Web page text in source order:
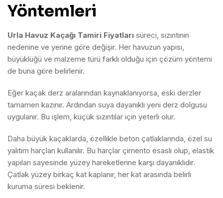
Yöntemleri
Urla Havuz Kaçağı Tamiri Fiyatları süreci, sızıntının
nedenine ve yerine göre değişir. Her havuzun yapısı,
büyüklüğü ve malzeme türü farklı olduğu için çözüm yöntemi
de buna göre belirlenir.
Eğer kaçak derz aralarından kaynaklanıyorsa, eski derzler
tamamen kazınır. Ardından suya dayanıklı yeni derz dolgusu
uygulanır. Bu işlem, küçük sızıntılar için yeterli olur.
Daha büyük kaçaklarda, özellikle beton çatlaklarında, özel su
yalıtım harçları kullanılır. Bu harçlar çimento esaslı olup, elastik
yapıları sayesinde yüzey hareketlerine karşı dayanıklıdır.
Çatlak yüzey birkaç kat kaplanır, her kat arasında belirli
kuruma süresi beklenir.